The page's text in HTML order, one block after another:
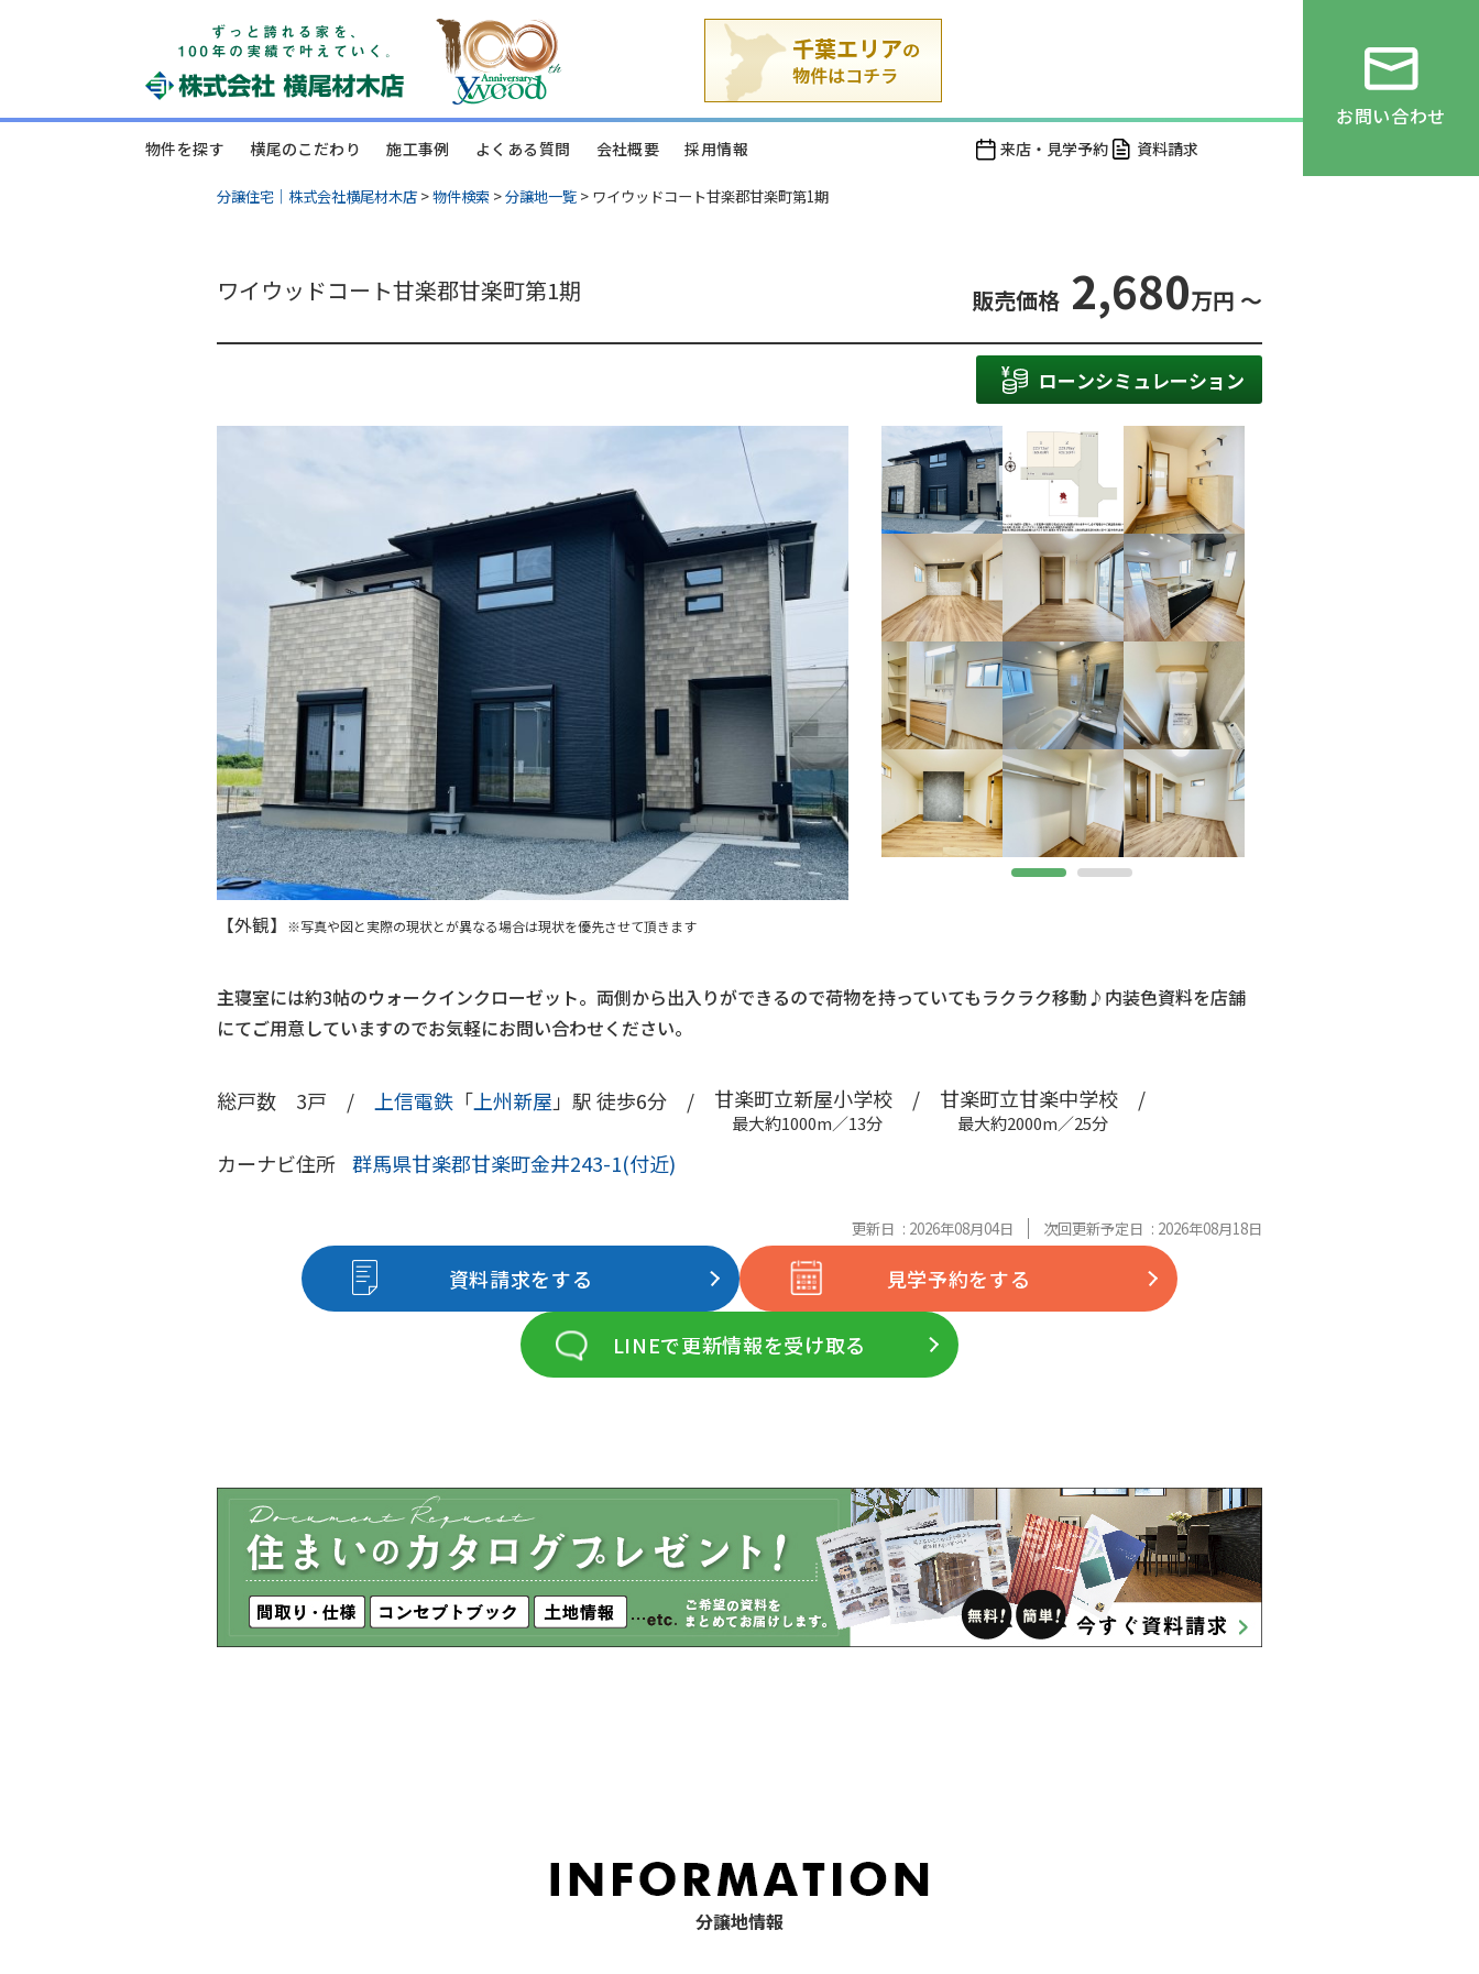
物件を探す 横尾のこだわり 施工事例 よくある質問 会社概要 採用情報 来店・見学予約 資料請求
お問い合わせ
分譲住宅｜株式会社横尾材木店 >物件検索 >分譲地一覧 > ワイウッドコート甘楽郡甘楽町第1期
ワイウッドコート甘楽郡甘楽町第1期 販売価格 2,680万円 ～
ローンシミュレーション
【外観】 ※写真や図と実際の現状とが異なる場合は現状を優先させて頂きます
主寝室には約3帖のウォークインクローゼット。両側から出入りができるので荷物を持っていてもラクラク移動♪内装色資料を店舗
にてご用意していますのでお気軽にお問い合わせください。
総戸数 3戸 / 上信電鉄 「 上州新屋 」駅 徒歩6分 / 甘楽町立新屋小学校 /
最大約1000m／13分
甘楽町立甘楽中学校 /
最大約2000m／25分
カーナビ住所 群馬県甘楽郡甘楽町金井243-1(付近)
更新日 : 2026年08月04日 次回更新予定日 : 2026年08月18日
資料請求をする 見学予約をする
LINEで更新情報を受け取る
分譲地情報